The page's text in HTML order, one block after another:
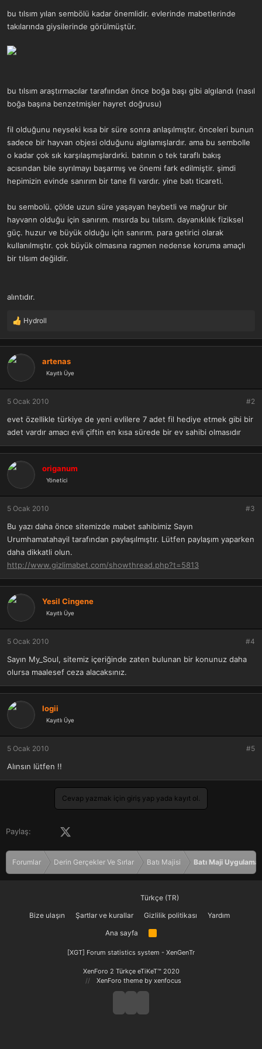
t
a
i
h
bu tılsım yılan sembölü kadar önemlidir. evlerinde mabetlerinde
takılarında giysilerinde görülmüştür.
bu tılsım araştırmacılar tarafıından önce boğa başı gibi algılandı (nasıl
boğa başına benzetmişler hayret doğrusu)
fil olduğunu neyseki kısa bir süre sonra anlaşılmıştır. önceleri bunun
sadece bir hayvan objesi olduğunu algılamışlardır. ama bu sembolle
o kadar çok sık karşılaşmışlardırki. batının o tek taraflı bakış
acısından bile sıyrılmayı başarmış ve önemi fark edilmiştir. şimdi
hepimizin evinde sanırım bir tane fil vardır. yine batı ticareti.
bu sembolü. çölde uzun süre yaşayan heybetli ve mağrur bir
hayvann olduğu için sanırım. mısırda bu tıılsım. dayanıklılık fiziksel
güç. huzur ve büyük olduğu için sanırım. para getirici olarak
kullanılmıştır. çok büyük olmasına ragmen nedense koruma amaçlı
bir tılsım değildir.
alıntıdır.
T
p
k
l
e
r
Hydroll
artenas
Kayıtlı Üye
5 Ocak 2010 #2
evet özellikle türkiye de yeni evlilere 7 adet fil hediye etmek gibi bir
adet vardır amacı evli çiftin en kısa sürede bir ev sahibi olmasıdır
origanum
Yönetici
5 Ocak 2010 #3
Bu yazı daha önce sitemizde mabet sahibimiz Sayın
Urumhamatahayil tarafından paylaşılmıştır. Lütfen paylaşım yaparken
daha dikkatli olun.
http://www.gizlimabet.com/showthread.php?t=5813
Yesil Cingene
Kayıtlı Üye
5 Ocak 2010 #4
Sayın My_Soul, sitemiz içeriğinde zaten bulunan bir konunuz daha
olursa maalesef ceza alacaksınız.
logii
Kayıtlı Üye
5 Ocak 2010 #5
Alınsın lütfen !!
Cevap yazmak için giriş yap yada kayıt ol.
Paylaş: Facebook
Forumlar Derin Gerçekler Ve Sırlar Batı Majisi Batı Maji
Türkçe (TR)
Bize ulaşın
Şartlar ve kurallar Gizlilik politikası
Yardım
Ana sayfa
R
[XGT] Forum statistics system - XenGenTr
XenForo 2 Türkçe eTiKeT™ 2020
XenForo theme by xenfocus